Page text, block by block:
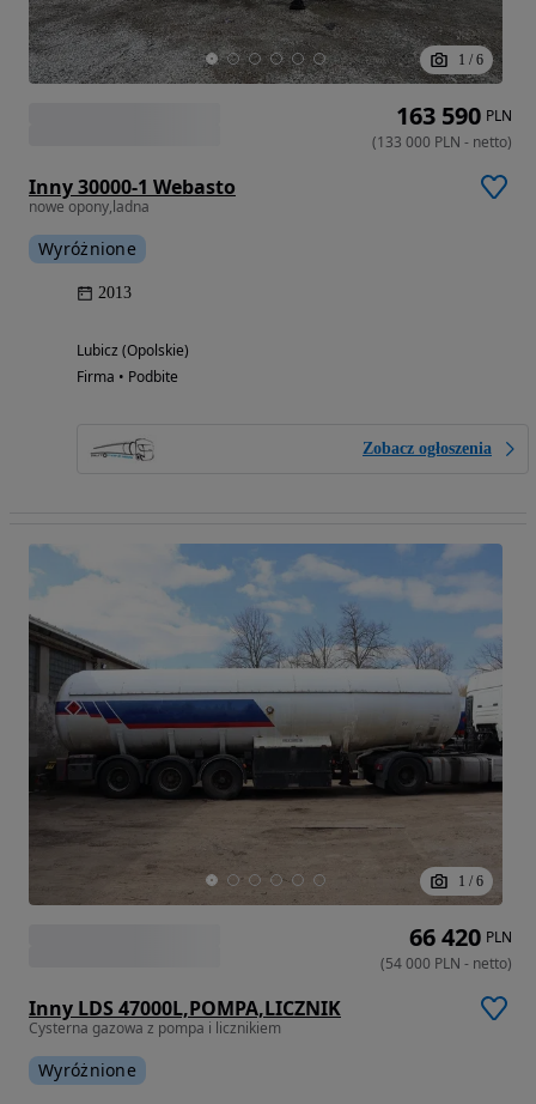
1 / 6
Inny 30000-1 Webasto
nowe opony,ladna
Wyróżnione
2013
Lubicz (Opolskie)
Firma • Podbite
Zobacz ogłoszenia
163 590 PLN
(133 000 PLN - netto)
1 / 6
Inny LDS 47000L,POMPA,LICZNIK
Cysterna gazowa z pompa i licznikiem
Wyróżnione
66 420 PLN
(54 000 PLN - netto)